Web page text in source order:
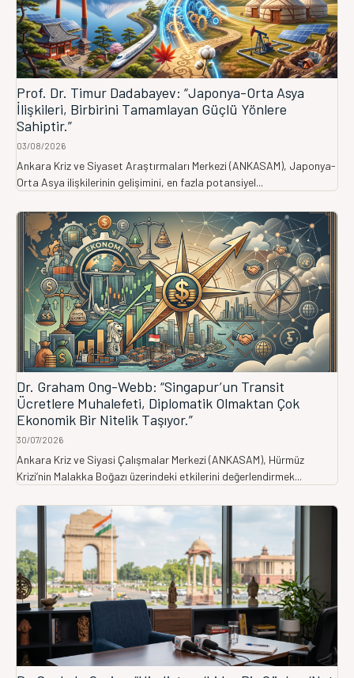
Prof. Dr. Timur Dadabayev: “Japonya-Orta Asya
İlişkileri, Birbirini Tamamlayan Güçlü Yönlere
Sahiptir.”
03/08/2026
Ankara Kriz ve Siyaset Araştırmaları Merkezi (ANKASAM), Japonya-
Orta Asya ilişkilerinin gelişimini, en fazla potansiyel...
Dr. Graham Ong-Webb: “Singapur’un Transit
Ücretlere Muhalefeti, Diplomatik Olmaktan Çok
Ekonomik Bir Nitelik Taşıyor.”
30/07/2026
Ankara Kriz ve Siyasi Çalışmalar Merkezi (ANKASAM), Hürmüz
Krizi’nin Malakka Boğazı üzerindeki etkilerini değerlendirmek...